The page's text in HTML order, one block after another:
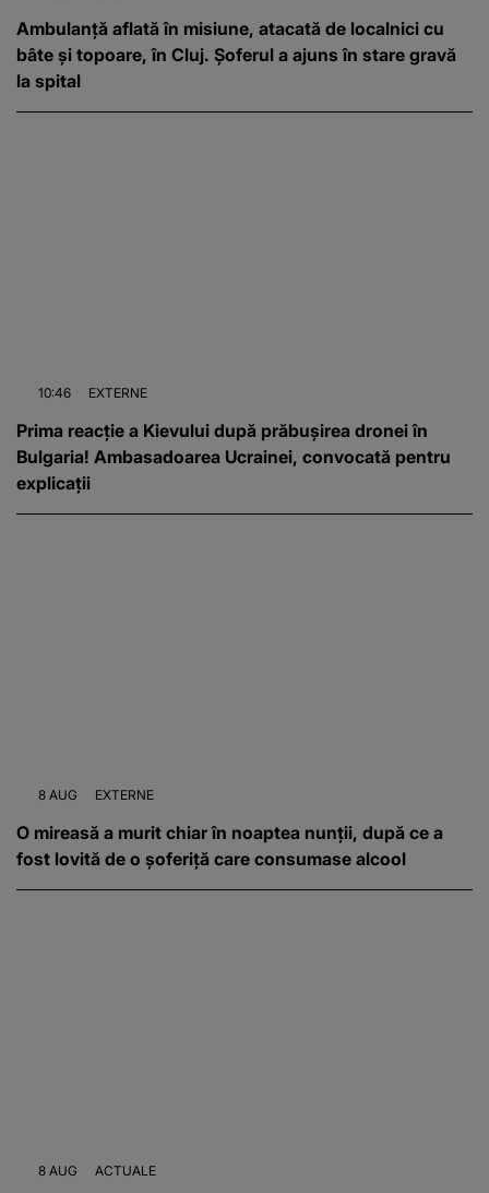
Ambulanță aflată în misiune, atacată de localnici cu
bâte și topoare, în Cluj. Șoferul a ajuns în stare gravă
la spital
10:46 EXTERNE
Prima reacție a Kievului după prăbușirea dronei în
Bulgaria! Ambasadoarea Ucrainei, convocată pentru
explicații
8 AUG EXTERNE
O mireasă a murit chiar în noaptea nunții, după ce a
fost lovită de o șoferiță care consumase alcool
8 AUG ACTUALE